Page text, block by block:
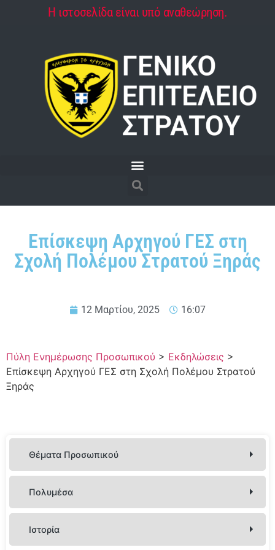
Η ιστοσελίδα είναι υπό αναθεώρηση.
Επίσκεψη Αρχηγού ΓΕΣ στη
Σχολή Πολέμου Στρατού Ξηράς
12 Μαρτίου, 2025 16:07
Πύλη Ενημέρωσης Προσωπικού > Εκδηλώσεις >
Επίσκεψη Αρχηγού ΓΕΣ στη Σχολή Πολέμου Στρατού
Ξηράς
Θέματα Προσωπικού
Συμβεβλημένοι Ιατροί, Εργαστήρια, Κλινικές
Οδηγίες Χρήσης Φαρμάκων
Ενημερωτικοί Οδηγοί Νεοτοποθετημένων Στελεχών
Πολυμέσα
Στολές
Ιστορία